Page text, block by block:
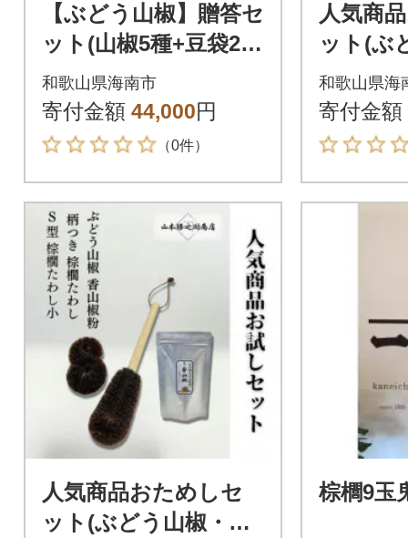
【ぶどう山椒】贈答セ
ット(山椒5種+豆袋2セ
ット+化粧缶+ミル)
和歌山県海南市
寄付金額 44,000円
（0件）
人気商
ット(ぶ
櫚ちり
和歌山県海
寄付金額
人気商品おためしセ
ット(ぶどう山椒・棕
棕櫚9玉